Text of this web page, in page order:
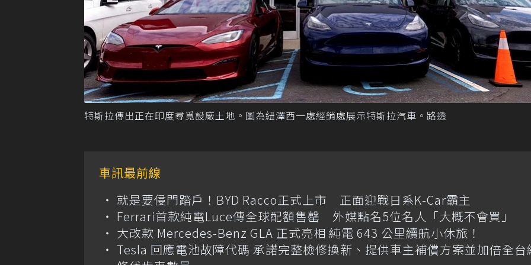
特斯拉傳出正在印度尋覓設廠土地。圖為紐澤西一處經銷處展示特斯拉汽車。路透
車訊最前線
就是要侵門踏戶！BYD Racco正式上市 正面迎戰日系K-Car霸主
Ferrari首款純電Luce傳全球配額售罄 外媒點名5位名人「大概不會買」
大改款 Mercedes-Benz GLA 正式亮相 純電 643 公里續航小休旅！
Tesla 回應電池故障代碼 承諾完整檢修換新、提供車主補償方案並加倍全台